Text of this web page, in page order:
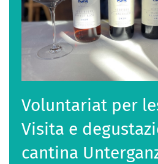
Voluntariat per
Visita e
cantina